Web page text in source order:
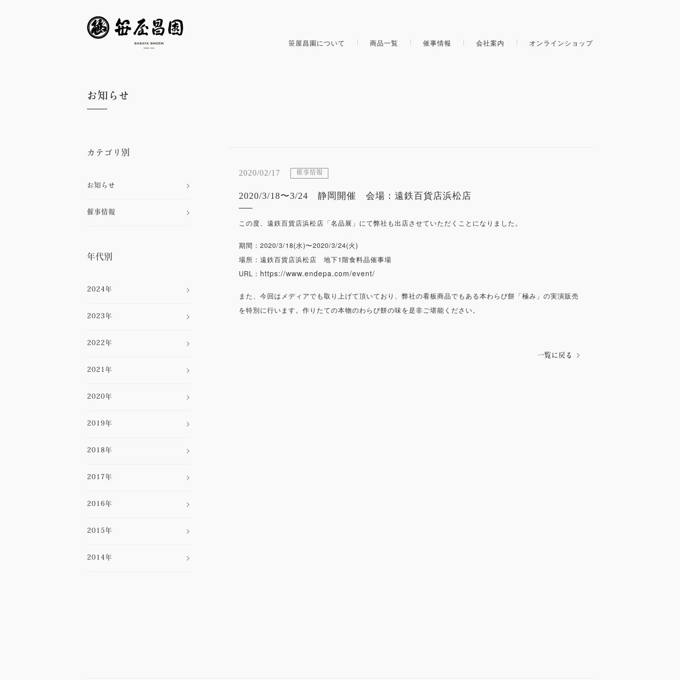
笹屋昌園について 商品一覧 催事情報 会社案内 オンラインショップ
お知らせ
カテゴリ別
お知らせ
催事情報
年代別
2024年
2023年
2022年
2021年
2020年
2019年
2018年
2017年
2016年
2015年
2014年
2020/02/17 催事情報
2020/3/18〜3/24 静岡開催 会場：遠鉄百貨店浜松店
この度、遠鉄百貨店浜松店「名品展」にて弊社も出店させていただくことになりました。
期間：2020/3/18(水)〜2020/3/24(火)
場所：遠鉄百貨店浜松店 地下1階食料品催事場
URL： https://www.endepa.com/event/
また、今回はメディアでも取り上げて頂いており、弊社の看板商品でもある本わらび餅「極み」の実演販売
を特別に行います。作りたての本物のわらび餅の味を是非ご堪能ください。
一覧に戻る